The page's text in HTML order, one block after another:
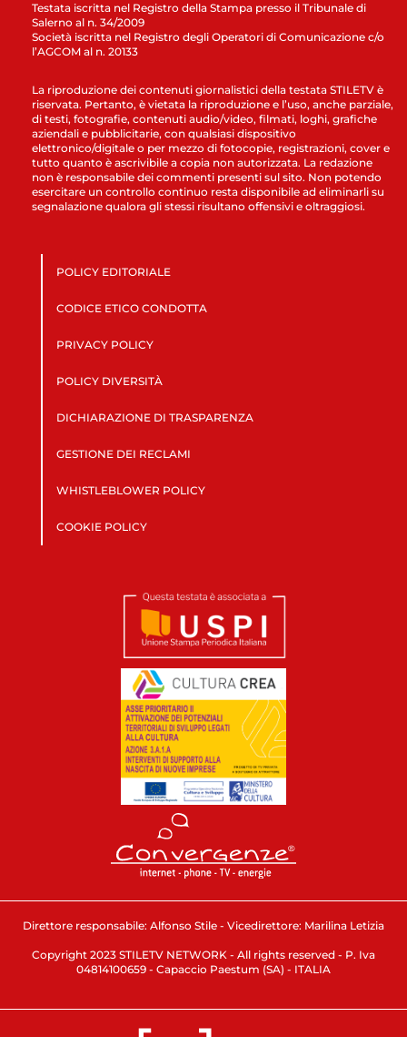
Testata iscritta nel Registro della Stampa presso il Tribunale di
Salerno al n. 34/2009
Società iscritta nel Registro degli Operatori di Comunicazione c/o
l’AGCOM al n. 20133
La riproduzione dei contenuti giornalistici della testata STILETV è
riservata. Pertanto, è vietata la riproduzione e l’uso, anche parziale,
di testi, fotografie, contenuti audio/video, filmati, loghi, grafiche
aziendali e pubblicitarie, con qualsiasi dispositivo
elettronico/digitale o per mezzo di fotocopie, registrazioni, cover e
tutto quanto è ascrivibile a copia non autorizzata. La redazione
non è responsabile dei commenti presenti sul sito. Non potendo
esercitare un controllo continuo resta disponibile ad eliminarli su
segnalazione qualora gli stessi risultano offensivi e oltraggiosi.
POLICY EDITORIALE
CODICE ETICO CONDOTTA
PRIVACY POLICY
POLICY DIVERSITÀ
DICHIARAZIONE DI TRASPARENZA
GESTIONE DEI RECLAMI
WHISTLEBLOWER POLICY
COOKIE POLICY
Direttore responsabile: Alfonso Stile - Vicedirettore: Marilina Letizia
Copyright 2023 STILETV NETWORK - All rights reserved - P. Iva
04814100659 - Capaccio Paestum (SA) - ITALIA